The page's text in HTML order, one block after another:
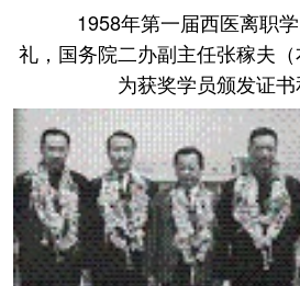
1958年第一届西医离职
礼，国务院二办副主任张稼夫（
为获奖学员颁发证书